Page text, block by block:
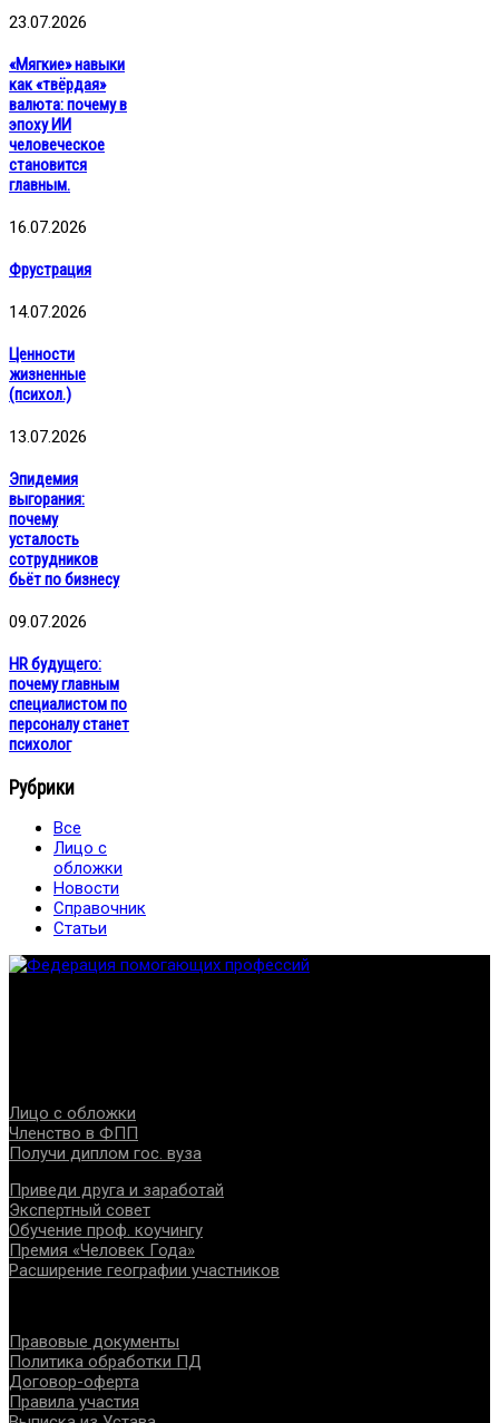
23.07.2026
«Мягкие» навыки
как «твёрдая»
валюта: почему в
эпоху ИИ
человеческое
становится
главным.
16.07.2026
Фрустрация
14.07.2026
Ценности
жизненные
(психол.)
13.07.2026
Эпидемия
выгорания:
почему
усталость
сотрудников
бьёт по бизнесу
09.07.2026
HR будущего:
почему главным
специалистом по
персоналу станет
психолог
Рубрики
Все
Лицо с
обложки
Новости
Справочник
Статьи
Лицо с обложки
Членство в ФПП
Получи диплом гос. вуза
Приведи друга и заработай
Экспертный совет
Обучение проф. коучингу
Премия «Человек Года»
Расширение географии участников
Правовые документы
Политика обработки ПД
Договор-оферта
Правила участия